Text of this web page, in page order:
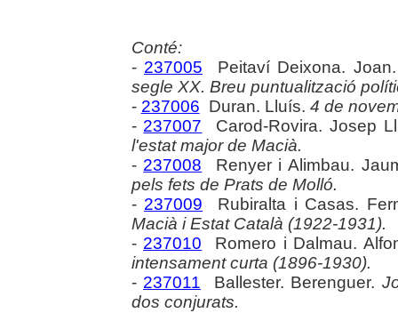
Conté:
- 237005 Peitaví Deixona.
segle XX. Breu puntualització
- 237006 Duran. Lluís. 4 de
- 237007 Carod-Rovira. Josep
l'estat major de Macià.
- 237008 Renyer i Alimbau.
pels fets de Prats de Molló.
- 237009 Rubiralta i Casas.
Macià i Estat Català (1922-1931).
- 237010 Romero i Dalmau.
intensament curta (1896-1930).
- 237011 Ballester. Berenguer.
dos conjurats.